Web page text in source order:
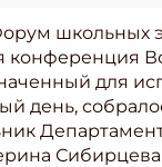
конференция
для
день,